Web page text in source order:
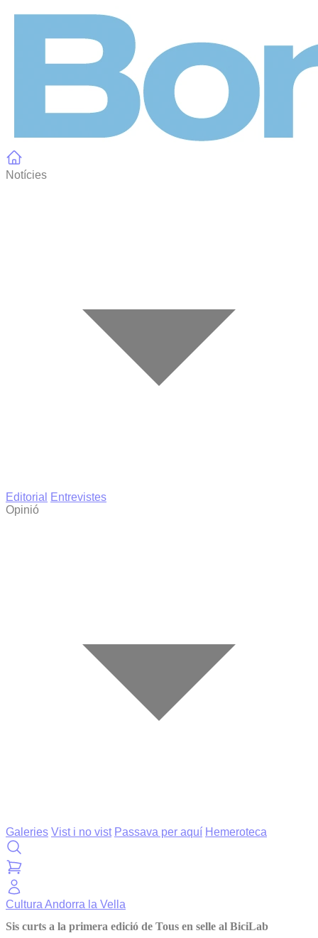
Notícies
Editorial
Entrevistes
Opinió
Galeries Vist i no vist Passava per aquí Hemeroteca
Cultura Andorra la Vella
Sis curts a la primera edició de Tous en selle al BiciLab